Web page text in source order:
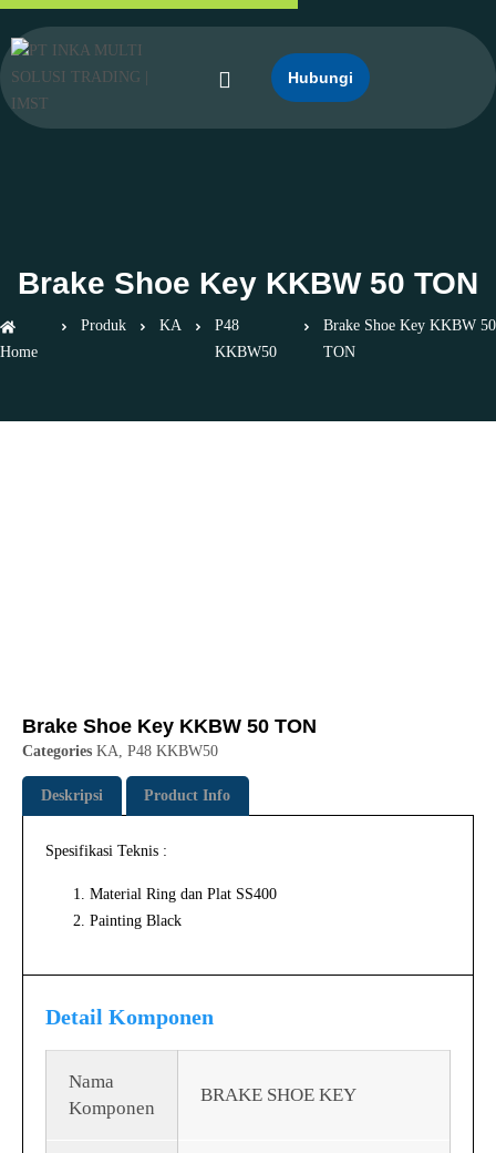
Hubungi
Brake Shoe Key KKBW 50 TON
Home
Produk KA
P48
KKBW50
Brake Shoe Key KKBW 50
TON
Brake Shoe Key KKBW 50 TON
Categories KA, P48 KKBW50
Deskripsi Product Info
Spesifikasi Teknis :
Material Ring dan Plat SS400
Painting Black
Detail Komponen
Nama
Komponen
BRAKE SHOE KEY